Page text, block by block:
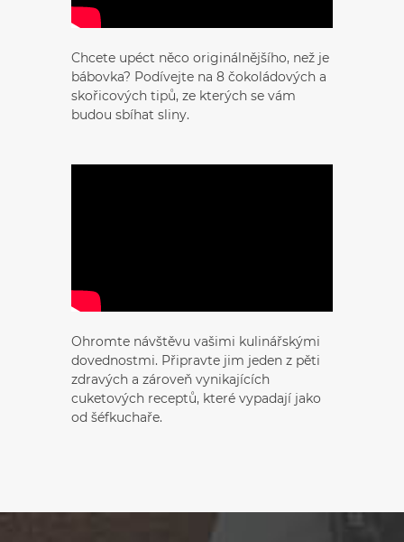
Chcete upéct něco originálnějšího, než je
bábovka? Podívejte na 8 čokoládových a
skořicových tipů, ze kterých se vám
budou sbíhat sliny.
Ohromte návštěvu vašimi kulinářskými
dovednostmi. Připravte jim jeden z pěti
zdravých a zároveň vynikajících
cuketových receptů, které vypadají jako
od šéfkuchaře.